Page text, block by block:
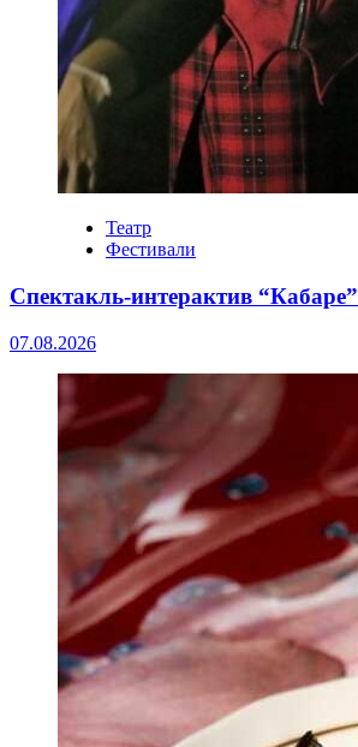
Театр
Фестивали
Спектакль-интерактив “Кабаре”
07.08.2026